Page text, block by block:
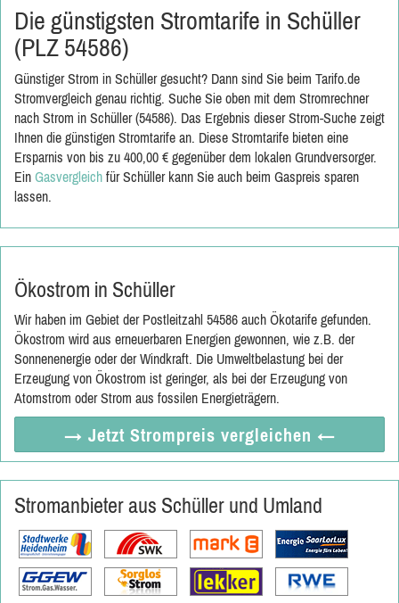
Die günstigsten Stromtarife in Schüller
(PLZ 54586)
Günstiger Strom in Schüller gesucht? Dann sind Sie beim Tarifo.de
Stromvergleich genau richtig. Suche Sie oben mit dem Stromrechner
nach Strom in Schüller (54586). Das Ergebnis dieser Strom-Suche zeigt
Ihnen die günstigen Stromtarife an. Diese Stromtarife bieten eine
Ersparnis von bis zu 400,00 € gegenüber dem lokalen Grundversorger.
Ein Gasvergleich für Schüller kann Sie auch beim Gaspreis sparen
lassen.
Ökostrom in Schüller
Wir haben im Gebiet der Postleitzahl 54586 auch Ökotarife gefunden.
Ökostrom wird aus erneuerbaren Energien gewonnen, wie z.B. der
Sonnenenergie oder der Windkraft. Die Umweltbelastung bei der
Erzeugung von Ökostrom ist geringer, als bei der Erzeugung von
Atomstrom oder Strom aus fossilen Energieträgern.
→ Jetzt Strompreis vergleichen ←
Stromanbieter aus Schüller und Umland